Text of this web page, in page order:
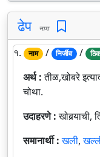
ढेप नाम
१. नाम / निर्जीव /
अर्थ :तीळ,खोबरे
चोथा.
उदाहरणे :खोबर्‍याची,
समानार्थी :खली,